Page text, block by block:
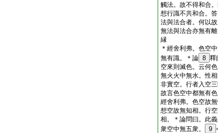
觸法。故不得和合
想行識不共和合。
法與法合者。何以
無法與法合亦無有
縁
＊ 經舍利弗。色空
無有識。＊ 論 8 釋
空來則滅色。云何
無火火中無水。性
非實空。行者入空
故言色空中都無有
經舍利弗。色空故
想空故無知相。行
相。＊ 論問曰。此
衆空中無五衆。
9